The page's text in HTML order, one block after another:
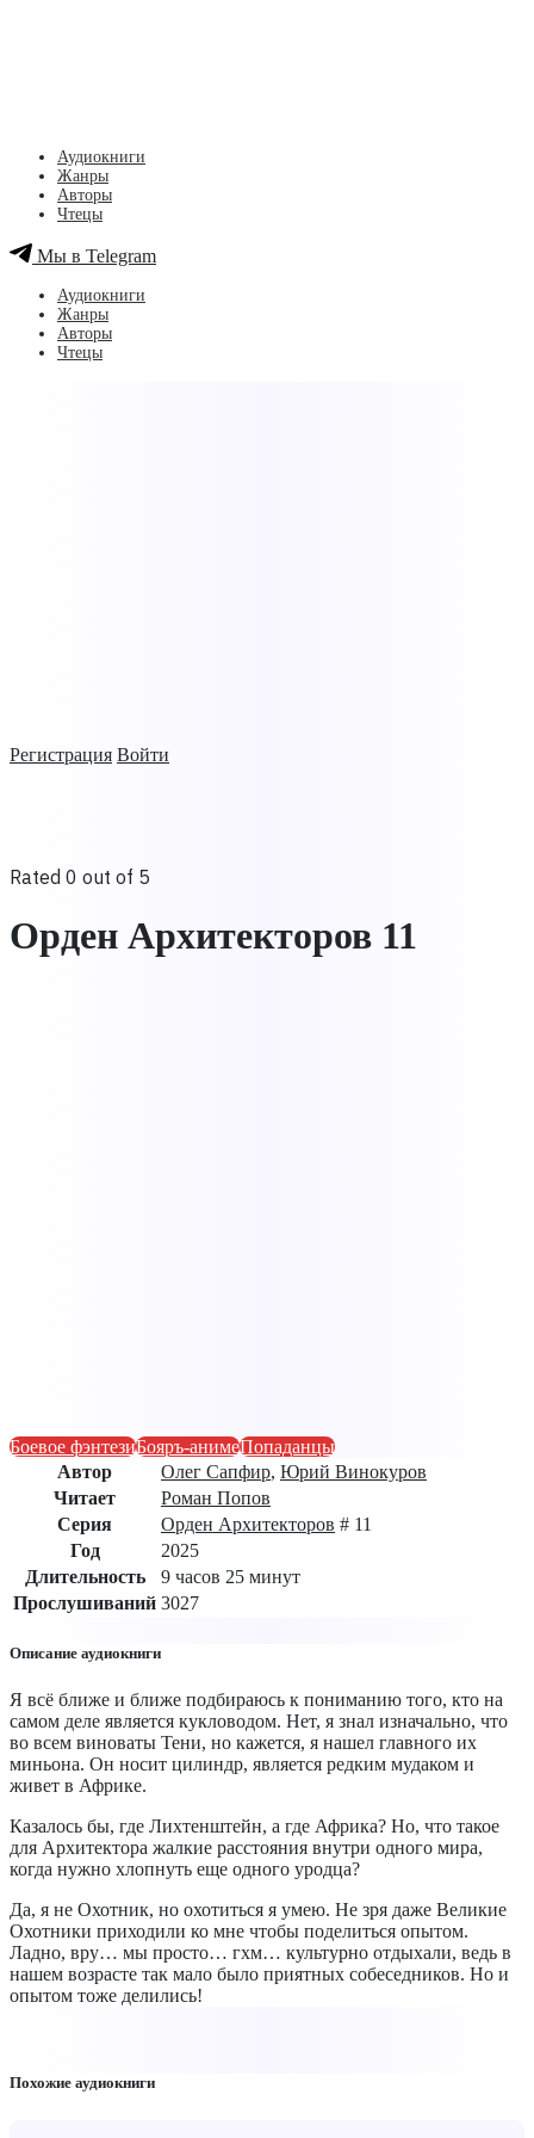
Регистрация Войти
Аудиокниги
Жанры
Авторы
Чтецы
Мы в Telegram
Аудиокниги
Жанры
Авторы
Чтецы
Rated 0 out of 5
Орден Архитекторов 11
Боевое фэнтезиБояръ-анимеПопаданцы
Автор
Олег Сапфир, Юрий Винокуров
Читает
Роман Попов
Серия
Орден Архитекторов # 11
Год
2025
Длительность
9 часов 25 минут
Прослушиваний 3027
Описание аудиокниги
Я всё ближе и ближе подбираюсь к пониманию того, кто на
самом деле является кукловодом. Нет, я знал изначально, что
во всем виноваты Тени, но кажется, я нашел главного их
миньона. Он носит цилиндр, является редким мудаком и
живет в Африке.
Казалось бы, где Лихтенштейн, а где Африка? Но, что такое
для Архитектора жалкие расстояния внутри одного мира,
когда нужно хлопнуть еще одного уродца?
Да, я не Охотник, но охотиться я умею. Не зря даже Великие
Охотники приходили ко мне чтобы поделиться опытом.
Ладно, вру… мы просто… гхм… культурно отдыхали, ведь в
нашем возрасте так мало было приятных собеседников. Но и
опытом тоже делились!
Похожие аудиокниги